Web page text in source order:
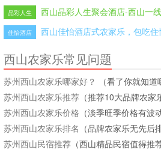
晶彩人生 西山晶彩人生聚会酒店-西山一
佳怡酒店 西山佳怡酒店式农家乐，包吃住
西山农家乐常见问题
苏州西山农家乐哪家好？
（看了你就知道
苏州西山农家乐推荐 （推荐10大品牌农家
苏州西山农家乐价格 （淡季旺季价格有波动
苏州西山农家乐排名 （品牌农家乐无先后
苏州西山民宿推荐 （西山精品民宿值得推荐